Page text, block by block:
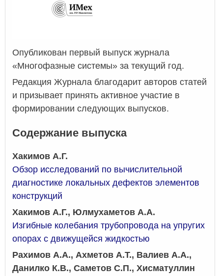
Опубликован первый выпуск журнала
«Многофазные системы» за текущий год.
Редакция Журнала благодарит авторов статей
и призывает принять активное участие в
формировании следующих выпусков.
Содержание выпуска
Хакимов А.Г.
Обзор исследований по вычислительной
диагностике локальных дефектов элементов
конструкций
Хакимов А.Г., Юлмухаметов А.А.
Изгибные колебания трубопровода на упругих
опорах с движущейся жидкостью
Рахимов А.А., Ахметов А.Т., Валиев А.А.,
Данилко К.В., Саметов С.П., Хисматуллин